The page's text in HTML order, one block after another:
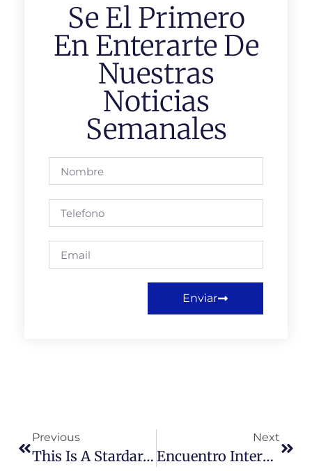
Se El Primero
En Enterarte De
Nuestras
Noticias
Semanales
Enviar
Previous
This Is A Stardard Post With Preview Image
Next
Encuentro Internacional De Institutos “Jacques Maritain”